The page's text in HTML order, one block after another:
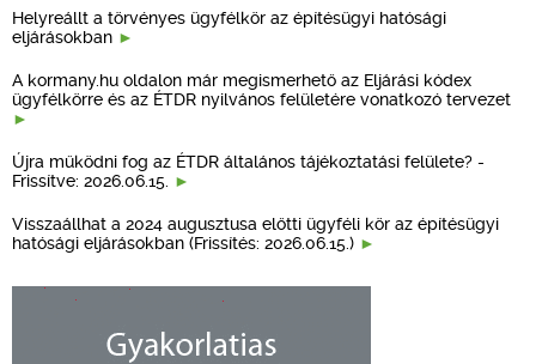
Helyreállt a törvényes ügyfélkör az építésügyi hatósági
eljárásokban
A kormany.hu oldalon már megismerhető az Eljárási kódex
ügyfélkörre és az ÉTDR nyilvános felületére vonatkozó tervezet
Újra működni fog az ÉTDR általános tájékoztatási felülete? -
Frissítve: 2026.06.15.
Visszaállhat a 2024 augusztusa előtti ügyféli kör az építésügyi
hatósági eljárásokban (Frissítés: 2026.06.15.)